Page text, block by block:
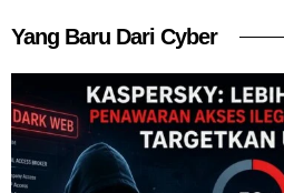
Yang Baru Dari Cyber